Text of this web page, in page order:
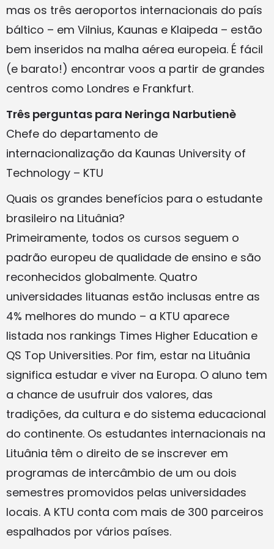
mas os três aeroportos internacionais do país
báltico – em Vilnius, Kaunas e Klaipeda – estão
bem inseridos na malha aérea europeia. É fácil
(e barato!) encontrar voos a partir de grandes
centros como Londres e Frankfurt.
Três perguntas para Neringa Narbutienè
Chefe do departamento de
internacionalização da Kaunas University of
Technology – KTU
Quais os grandes benefícios para o estudante
brasileiro na Lituânia?
Primeiramente, todos os cursos seguem o
padrão europeu de qualidade de ensino e são
reconhecidos globalmente. Quatro
universidades lituanas estão inclusas entre as
4% melhores do mundo – a KTU aparece
listada nos rankings Times Higher Education e
QS Top Universities. Por fim, estar na Lituânia
significa estudar e viver na Europa. O aluno tem
a chance de usufruir dos valores, das
tradições, da cultura e do sistema educacional
do continente. Os estudantes internacionais na
Lituânia têm o direito de se inscrever em
programas de intercâmbio de um ou dois
semestres promovidos pelas universidades
locais. A KTU conta com mais de 300 parceiros
espalhados por vários países.